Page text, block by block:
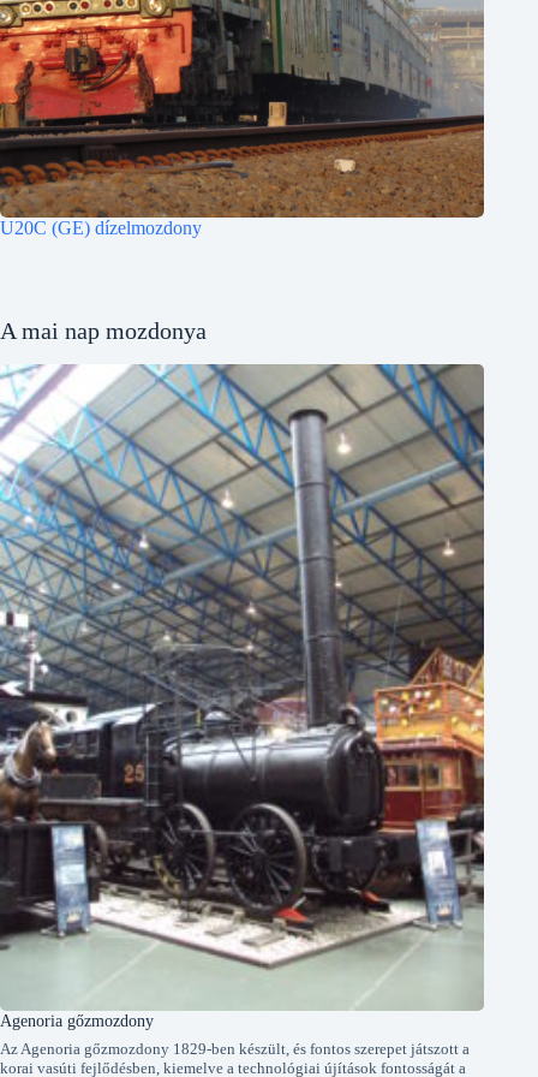
U20C (GE) dízelmozdony
A mai nap mozdonya
Agenoria gőzmozdony
Az Agenoria gőzmozdony 1829-ben készült, és fontos szerepet játszott a
korai vasúti fejlődésben, kiemelve a technológiai újítások fontosságát a